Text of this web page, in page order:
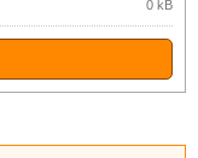
0 kB